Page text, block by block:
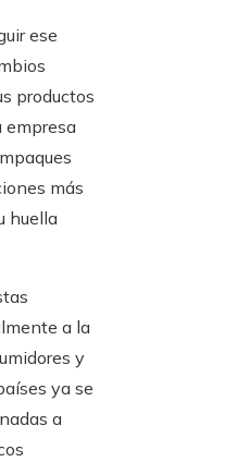
ese
productos
empresa
más
huella
a la
y
ya se
a